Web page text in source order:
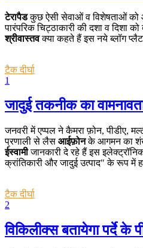
टेरापैडकुछ ऐसी सेवाओं व विशेषताओं
पारंपरिक चिट्ठाकारी की दशा व दिशा
श्रीवास्तवक्या कहते हैं इस नये ब्लॉग
टैक दीर्घा
1
जादुई तकनीक का
जनवरी में एप्पल ने कैमरा फ़ोन, पीडीए,
प्रणाली से लैस आईफ़ोनके आगमन का
ईस्वामीजानकारी दे रहे हैं इस
क्रांतिकारी और जादुई उत्पाद" के रूप में
टैक दीर्घा
2
विकिलीक्स बतायेगा पर्दे के